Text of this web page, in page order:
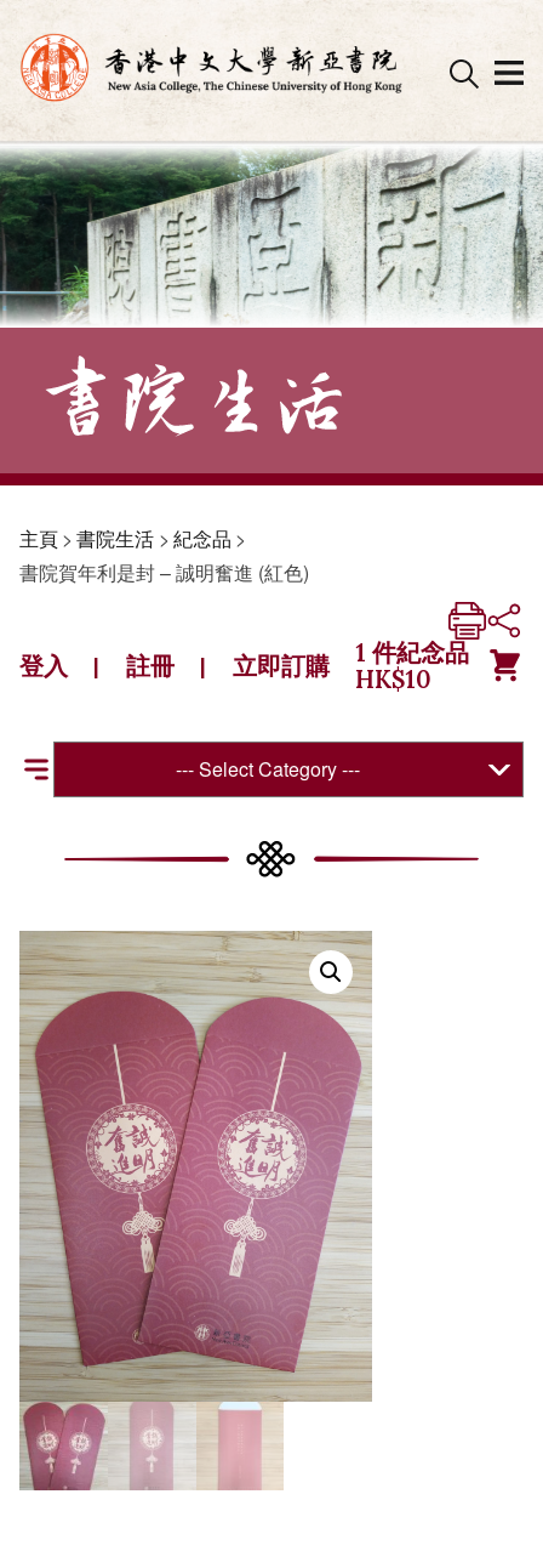
Skip
to
content
主頁> 書院生活 > 紀念品 >
書院賀年利是封 – 誠明奮進 (紅色)
登入 | 註冊 | 立即訂購 1 件紀念品
HK$10
--- Select Category ---